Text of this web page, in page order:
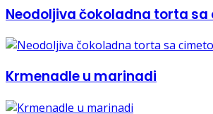
Neodoljiva čokoladna torta
Krmenadle u marinadi